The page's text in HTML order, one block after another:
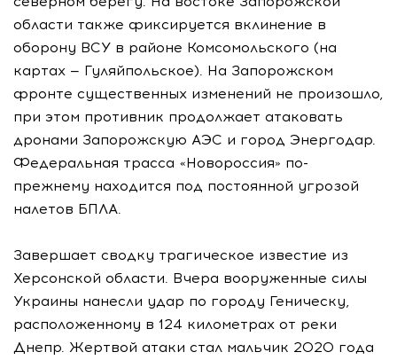
области также фиксируется вклинение в
оборону ВСУ в районе Комсомольского (на
картах — Гуляйпольское). На Запорожском
фронте существенных изменений не произошло,
при этом противник продолжает атаковать
дронами Запорожскую АЭС и город Энергодар.
Федеральная трасса «Новороссия» по-
прежнему находится под постоянной угрозой
налетов БПЛА.
Завершает сводку трагическое известие из
Херсонской области. Вчера вооруженные силы
Украины нанесли удар по городу Геническу,
расположенному в 124 километрах от реки
Днепр. Жертвой атаки стал мальчик 2020 года